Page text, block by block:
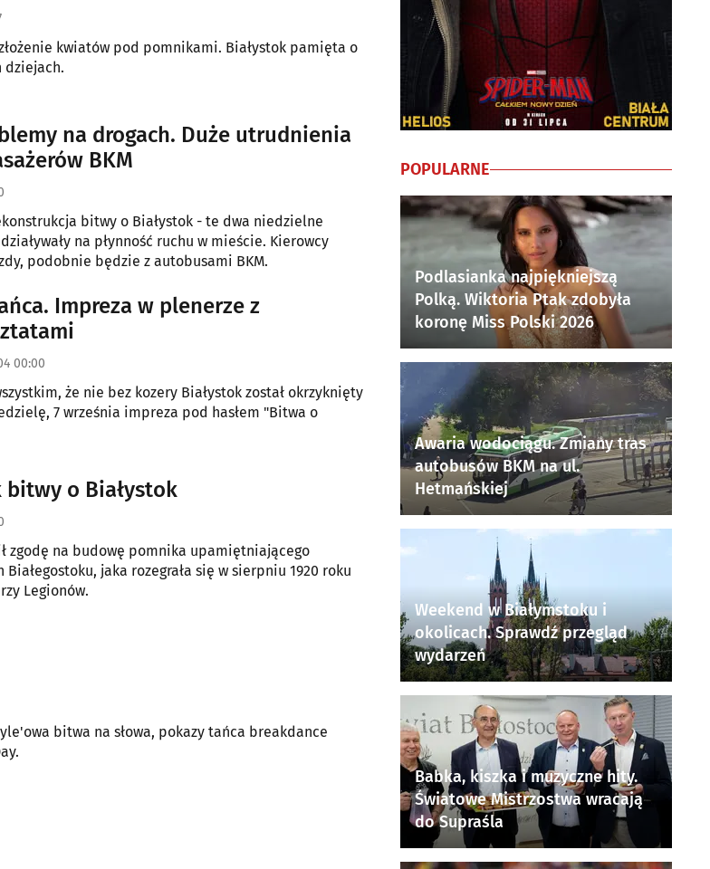
kwiatów pod pomnikami. Białystok pamięta o
dziejach.
na drogach. Duże utrudnienia
BKM
bitwy o Białystok - te dwa niedzielne
na płynność ruchu w mieście. Kierowcy
podobnie będzie z autobusami BKM.
Impreza w plenerze z
00:00
że nie bez kozery Białystok został okrzyknięty
7 września impreza pod hasłem "Bitwa o
o Białystok
zgodę na budowę pomnika upamiętniającego
jaka rozegrała się w sierpniu 1920 roku
Legionów.
bitwa na słowa, pokazy tańca breakdance
POPULARNE
Podlasianka najpiękniejszą
Polką. Wiktoria Ptak zdobyła
koronę Miss Polski 2026
Awaria wodociągu. Zmiany tras
autobusów BKM na ul.
Hetmańskiej
Weekend w Białymstoku i
okolicach. Sprawdź przegląd
wydarzeń
Babka, kiszka i muzyczne hity.
Światowe Mistrzostwa wracają
do Supraśla